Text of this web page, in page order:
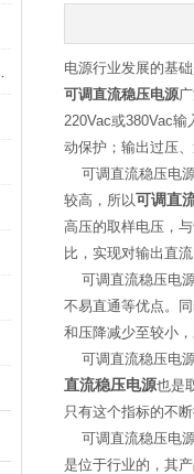
电源行业发展的基
可调直流稳压电源
220Vac或380Vac
动保护；输出过压
可调直流稳压电源
较高，所以可调直
高压的取样电压，
比，实现对输出直
可调直流稳压电源
不易直通等优点。
和压降减少至较小
可调直流稳压电源
直流稳压电源也是
只有这个指标的不
可调直流稳压电源
是位于行业的，其